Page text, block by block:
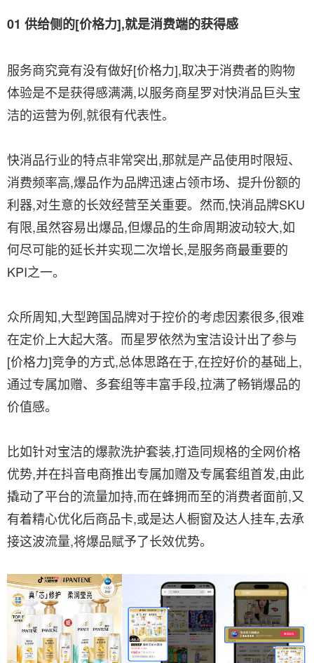
01 供给侧的[价格力],就是消费端的获得感
服务商究竟有没有做好[价格力],取决于消费者的购物
体验是不是获得感满满,以服务商星罗对快消品巨头宝
洁的运营为例,就很有代表性。
快消品行业的特点非常突出,那就是产品使用时限短、
消费频率高,爆品作为品牌迅速占领市场、提升份额的
利器,对生意的长效经营至关重要。然而,快消品牌SKU
有限,虽然容易出爆品,但爆品的生命周期波动较大,如
何尽可能的延长并实现二次增长,是服务商最重要的
KPI之一。
众所周知,大型跨国品牌对于控价的考虑因素很多,很难
在定价上大起大落。而星罗依然为宝洁设计出了参与
[价格力]竞争的方式,总体思路在于,在控好价的基础上,
通过专属加赠、多套组等丰富手段,拉满了畅销爆品的
价值感。
比如针对宝洁的爆款洗护套装,打造同规格的全网价格
优势,并在抖音电商推出专属加赠及专属套组首发,由此
撬动了平台的流量加持,而在蜂拥而至的消费者面前,又
有着精心优化后商品卡,或是达人橱窗及达人挂车,去承
接这波流量,将爆品赋予了长效优势。